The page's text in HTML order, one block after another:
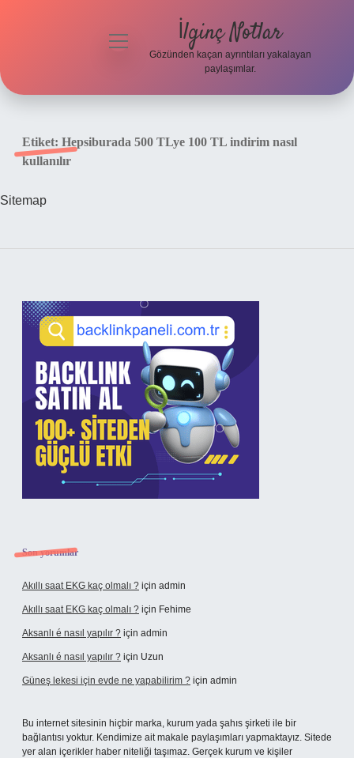
Hakkımızda
menüyü
İlginç Notlar
Gözünden kaçan ayrıntıları yakalayan
paylaşımlar.
Etiket: Hepsiburada 500 TLye 100 TL indirim nasıl
kullanılır
Sitemap
Sidebar
Son yorumlar
Akıllı saat EKG kaç olmalı ? için admin
Akıllı saat EKG kaç olmalı ? için Fehime
Aksanlı é nasıl yapılır ? için admin
Aksanlı é nasıl yapılır ? için Uzun
Güneş lekesi için evde ne yapabilirim ? için admin
Bu internet sitesinin hiçbir marka, kurum yada şahıs şirketi ile bir
bağlantısı yoktur. Kendimize ait makale paylaşımları yapmaktayız. Sitede
yer alan içerikler haber niteliği taşımaz. Gerçek kurum ve kişiler